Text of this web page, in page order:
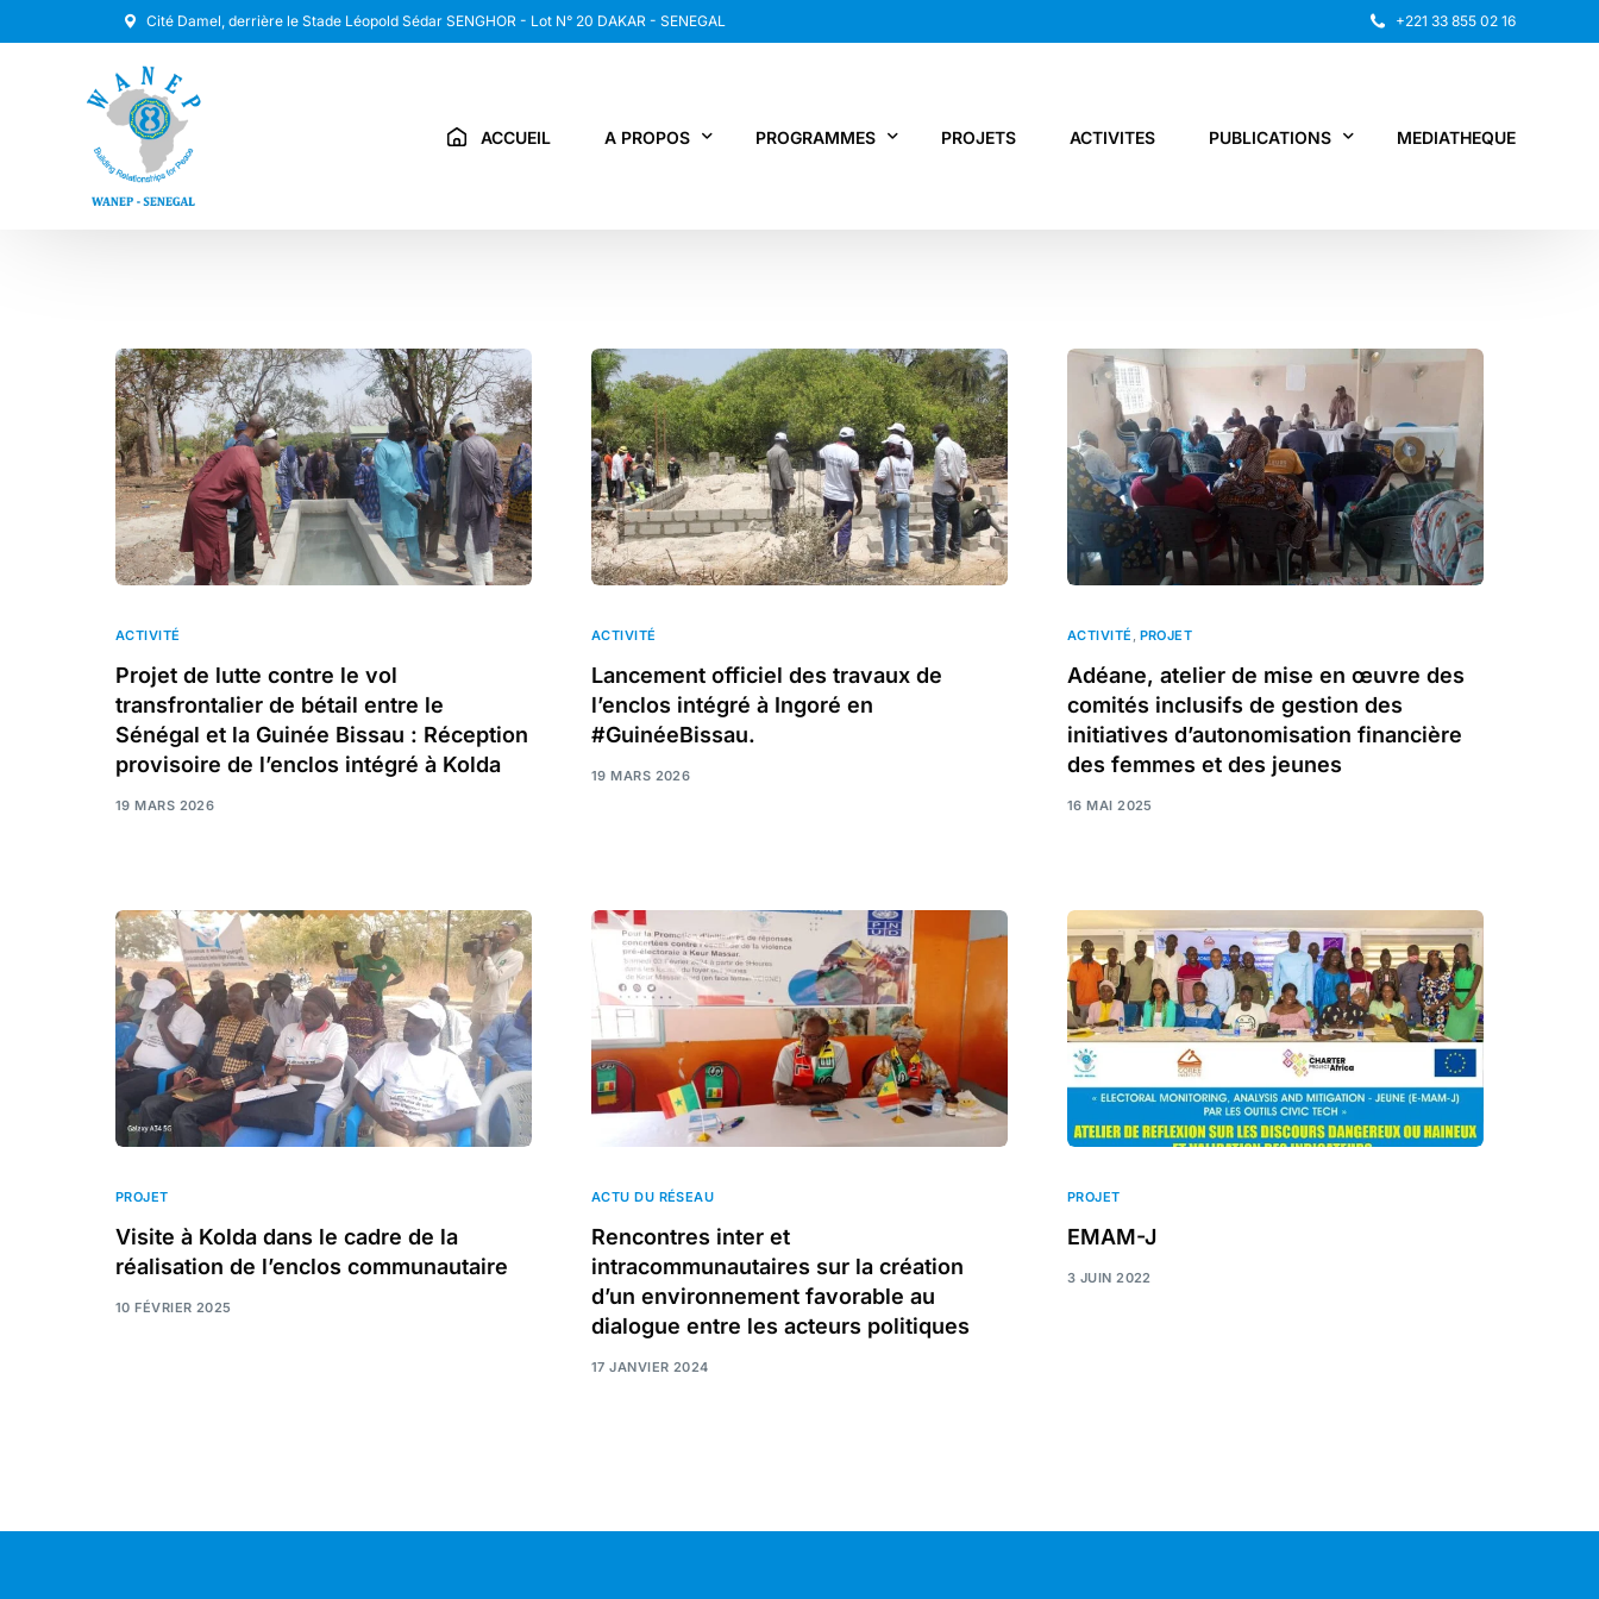
Cité Damel, derrière le Stade Léopold Sédar SENGHOR - Lot N° 20 DAKAR - SENEGAL +221 33 855 02 16
ACCUEIL A PROPOS PROGRAMMES
JPS / EPNV
FPS / WIPNET
EDBG
PROJETS ACTIVITES PUBLICATIONS
Autres publications
MEDIATHEQUE
ACTIVITÉ
Projet de lutte contre le vol
transfrontalier de bétail entre le
Sénégal et la Guinée Bissau : Réception
provisoire de l’enclos intégré à Kolda
19 MARS 2026
ACTIVITÉ
Lancement officiel des travaux de
l’enclos intégré à Ingoré en
#GuinéeBissau.
19 MARS 2026
ACTIVITÉ , PROJET
Adéane, atelier de mise en œuvre des
comités inclusifs de gestion des
initiatives d’autonomisation financière
des femmes et des jeunes
16 MAI 2025
PROJET
Visite à Kolda dans le cadre de la
réalisation de l’enclos communautaire
10 FÉVRIER 2025
ACTU DU RÉSEAU
Rencontres inter et
intracommunautaires sur la création
d’un environnement favorable au
dialogue entre les acteurs politiques
17 JANVIER 2024
PROJET
EMAM-J
3 JUIN 2022